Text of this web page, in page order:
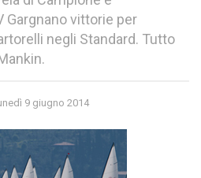
Gargnano vittorie per
negli Standard. Tutto
9 giugno 2014